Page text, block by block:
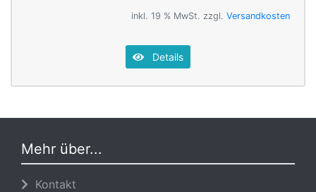
inkl. 19 % MwSt. zzgl. Versandkosten
Details
Mehr über...
Kontakt